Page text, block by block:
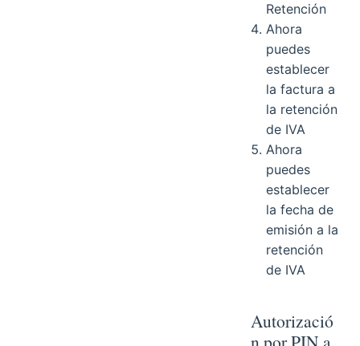
Retención
Ahora
puedes
establecer
la factura a
la retención
de IVA
Ahora
puedes
establecer
la fecha de
emisión a la
retención
de IVA
Autorizació